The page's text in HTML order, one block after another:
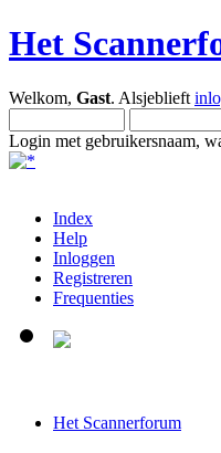
Het
Welkom, Gast. Alsjeblieft
Login met gebruikersnaam,
Index
Help
Inloggen
Registreren
Frequenties
Het Scannerforum